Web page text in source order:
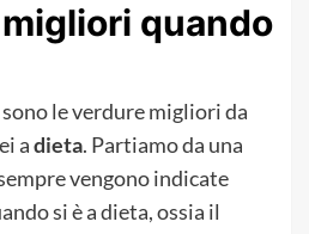
quando
le verdure migliori da
adieta. Partiamo da una
vengono indicate
si è a dieta, ossia il